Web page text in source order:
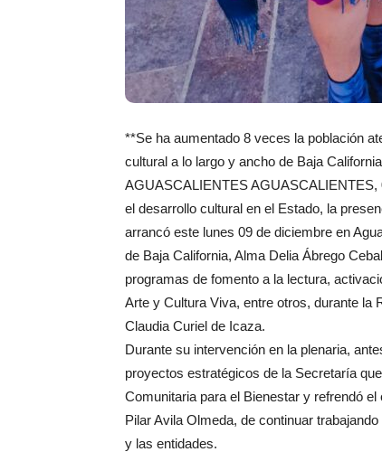
**Se ha aumentado 8 veces la población
cultural a lo largo y ancho de Baja California
AGUASCALIENTES
el desarrollo cultural en el Estado, la
arrancó este lunes 09 de diciembre en
de Baja California, Alma Delia Ábrego
programas de fomento a la lectura,
Arte y Cultura Viva, entre otros, durante la
Claudia Curiel de Icaza.
Durante su intervención en la plenaria,
proyectos estratégicos de la Secretaría
Comunitaria para el Bienestar y refrendó
Pilar Avila Olmeda, de continuar
y las entidades.